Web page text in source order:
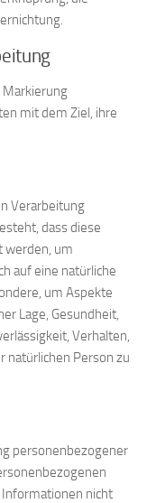
Markierung
mit dem Ziel, ihre
Verarbeitung
dass diese
werden, um
auf eine natürliche
um Aspekte
Lage, Gesundheit,
Verhalten,
natürlichen Person zu
personenbezogener
nicht